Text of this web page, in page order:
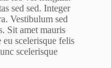
sed sed. Integer
Vestibulum sed
Sit amet mauris
scelerisque felis
scelerisque